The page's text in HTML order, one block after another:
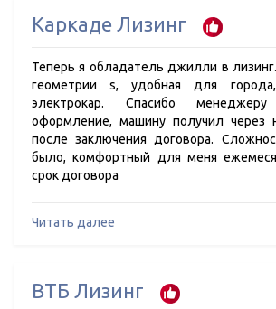
Каркаде Лизинг
Теперь я обладатель джилли в
геометрии s, удобная для
электрокар. Спасибо
оформление, машину получил через
после заключения договора.
было, комфортный для меня
срок договора
Читать далее
ВТБ Лизинг